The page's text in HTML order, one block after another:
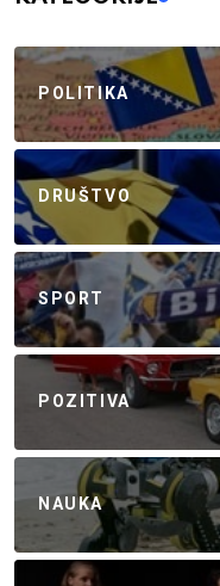
POLITIKA
DRUŠTVO
SPORT
POZITIVA
NAUKA